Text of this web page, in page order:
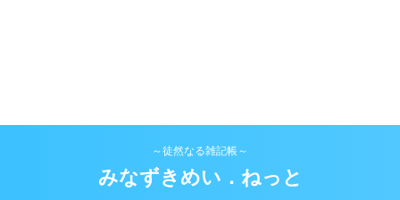
～徒然なる雑記帳～
みなずきめい．ねっと